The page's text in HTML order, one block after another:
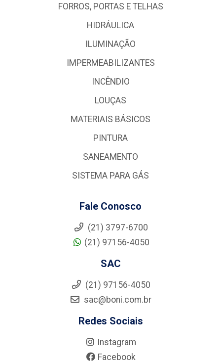
FORROS, PORTAS E TELHAS
HIDRÁULICA
ILUMINAÇÃO
IMPERMEABILIZANTES
INCÊNDIO
LOUÇAS
MATERIAIS BÁSICOS
PINTURA
SANEAMENTO
SISTEMA PARA GÁS
Fale Conosco
(21) 3797-6700
(21) 97156-4050
SAC
(21) 97156-4050
sac@boni.com.br
Redes Sociais
Instagram
Facebook